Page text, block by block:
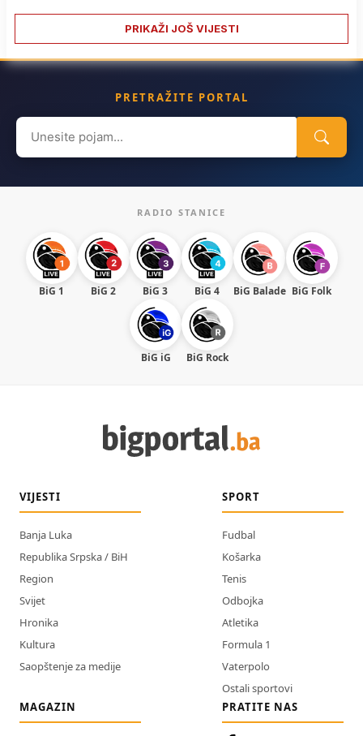
PRIKAŽI JOŠ VIJESTI
PRETRAŽITE PORTAL
Search
for:
RADIO STANICE
BiG 1 BiG 2 BiG 3 BiG 4 BiG Balade BiG Folk
BiG iG BiG Rock
VIJESTI
Banja Luka
Republika Srpska / BiH
Region
Svijet
Hronika
Kultura
Saopštenje za medije
SPORT
Fudbal
Košarka
Tenis
Odbojka
Atletika
Formula 1
Vaterpolo
Ostali sportovi
MAGAZIN
PRATITE NAS